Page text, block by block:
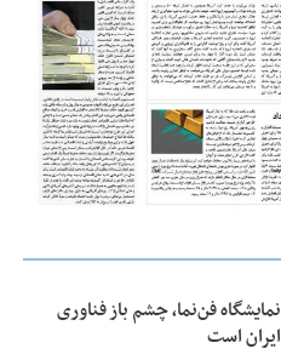
نمایشگاه فن‌نما، چشم باز فناوری
ایران است